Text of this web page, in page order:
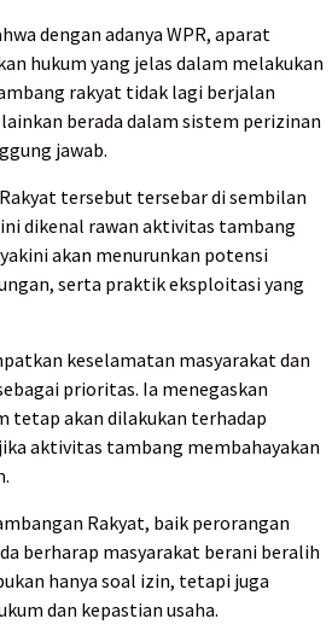
dengan adanya WPR, aparat
hukum yang jelas dalam melakukan
rakyat tidak lagi berjalan
berada dalam sistem perizinan
jawab.
tersebut tersebar di sembilan
dikenal rawan aktivitas tambang
akan menurunkan potensi
serta praktik eksploitasi yang
keselamatan masyarakat dan
prioritas. Ia menegaskan
tetap akan dilakukan terhadap
aktivitas tambang membahayakan
Rakyat, baik perorangan
berharap masyarakat berani beralih
hanya soal izin, tetapi juga
dan kepastian usaha.